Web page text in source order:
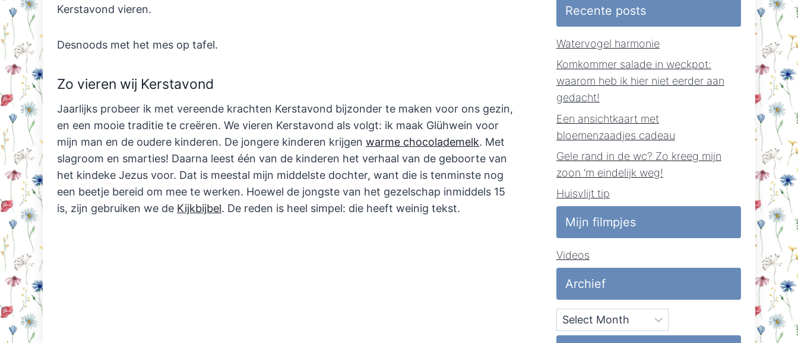
Kerstavond vieren.
Desnoods met het mes op tafel.
Zo vieren wij Kerstavond
Jaarlijks probeer ik met vereende krachten Kerstavond bijzonder te maken voor ons gezin,
en een mooie traditie te creëren. We vieren Kerstavond als volgt: ik maak Glühwein voor
mijn man en de oudere kinderen. De jongere kinderen krijgen warme chocolademelk. Met
slagroom en smarties! Daarna leest één van de kinderen het verhaal van de geboorte van
het kindeke Jezus voor. Dat is meestal mijn middelste dochter, want die is tenminste nog
een beetje bereid om mee te werken. Hoewel de jongste van het gezelschap inmiddels 15
is, zijn gebruiken we de Kijkbijbel. De reden is heel simpel: die heeft weinig tekst.
Recente posts
Watervogel harmonie
Komkommer salade in weckpot:
waarom heb ik hier niet eerder aan
gedacht!
Een ansichtkaart met
bloemenzaadjes cadeau
Gele rand in de wc? Zo kreeg mijn
zoon ‘m eindelijk weg!
Huisvlijt tip
Mijn filmpjes
Videos
Archief
Archief